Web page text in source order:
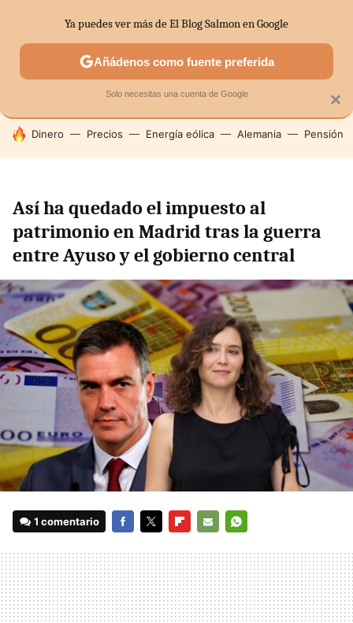
SECTORES ECONOMÍA DOMÉSTICA MERCADOS
HOY SE HABLA DE
Dinero Precios Energía eólica Alemania Pensión
Así ha quedado el impuesto al
patrimonio en Madrid tras la guerra
entre Ayuso y el gobierno central
1 comentario
MAIL
×
Ya puedes ver más de El Blog Salmon en Google
Añádenos como fuente preferida
Solo necesitas una cuenta de Google